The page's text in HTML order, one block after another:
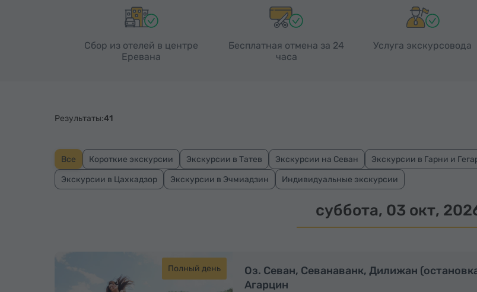
Сбор из отелей в центре
Еревана
Бесплатная отмена за 24
часа
Услуга экскурсовода
Результаты:41
Все Короткие экскурсии Экскурсии в Татев Экскурсии на Севан Экскурсии в Гарни и
Экскурсии в Цахкадзор
Экскурсии в Эчмиадзин Индивидуальные экскурсии
суббота, 03 окт,
Полный день Полный день
Оз. Севан, Севанаванк, Дилижан
Агарцин